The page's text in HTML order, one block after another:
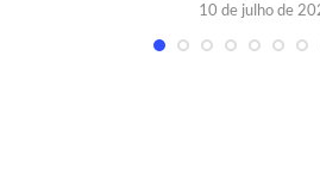
10 de julho de